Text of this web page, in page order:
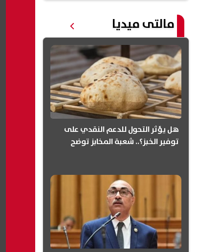
مالتى ميديا
هل يؤثر التحول للدعم النقدي على
توفير الخبز؟.. شعبة المخابز توضح